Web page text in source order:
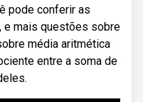
pode conferir as
e mais questões sobre
média aritmética
entre a soma de